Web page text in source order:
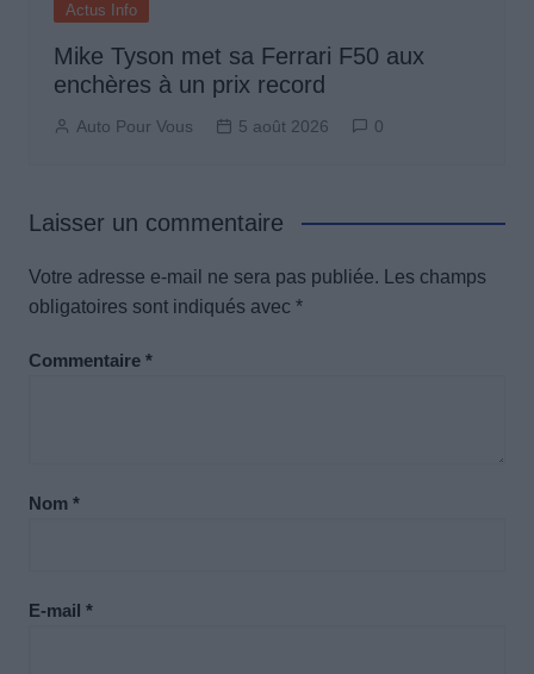
Actus Info
Mike Tyson met sa Ferrari F50 aux
enchères à un prix record
Auto Pour Vous 5 août 2026 0
Laisser un commentaire
Votre adresse e-mail ne sera pas publiée.
Les champs
obligatoires sont indiqués avec *
Commentaire *
Nom *
E-mail *